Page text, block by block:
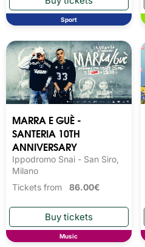
Sport
MARRA E GUÈ -
SANTERIA 10TH
ANNIVERSARY
Ippodromo Snai - San Siro,
Milano
Tickets from 86.00€
Music